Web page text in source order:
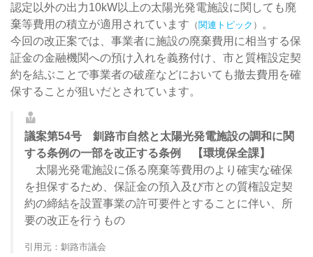
認定以外の出力10kW以上の太陽光発電施設に関しても廃
棄等費用の積立が適用されています （関連トピック ）
。
今回の改正案では、事業者に施設の廃棄費用に相当する保
証金の金融機関への預け入れを義務付け、市と質権設定契
約を結ぶことで事業者の破産などにおいても撤去費用を確
保することが狙いだとされています。
議案第54号 釧路市自然と太陽光発電施設の調和に関
する条例の一部を改正する条例 【環境保全課】
太陽光発電施設に係る廃棄等費用のより確実な確保
を担保するため、保証金の預入及び市との質権設定契
約の締結を設置事業の許可要件とすることに伴い、所
要の改正を行うもの
引用元：釧路市議会